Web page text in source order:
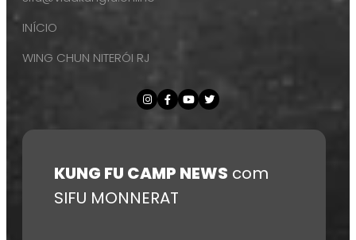
INÍCIO
WING CHUN NITERÓI RJ
KUNG FU CAMP NEWS com
SIFU MONNERAT